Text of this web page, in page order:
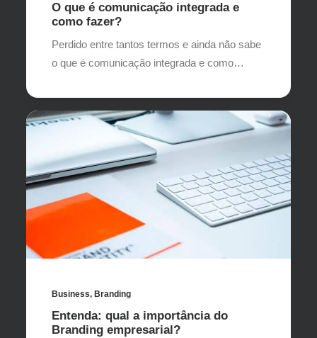
O que é comunicação integrada e
como fazer?
Perdido entre tantos termos e ainda não sabe
o que é comunicação integrada e como…
Business, Branding
Entenda: qual a importância do
Branding empresarial?